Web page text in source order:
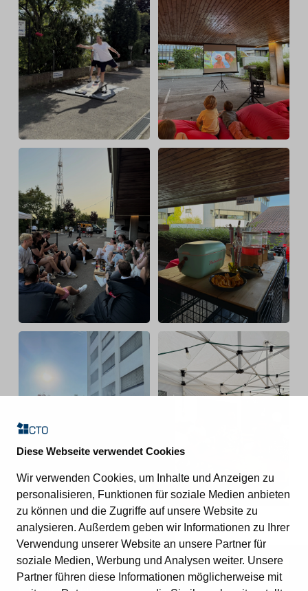
Diese Webseite verwendet Cookies
Wir verwenden Cookies, um Inhalte und Anzeigen zu
personalisieren, Funktionen für soziale Medien anbieten
zu können und die Zugriffe auf unsere Website zu
analysieren. Außerdem geben wir Informationen zu Ihrer
Verwendung unserer Website an unsere Partner für
soziale Medien, Werbung und Analysen weiter. Unsere
Partner führen diese Informationen möglicherweise mit
Kontakt